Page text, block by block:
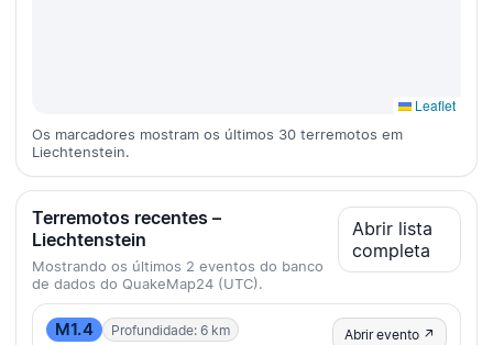
Leaflet
Os marcadores mostram os últimos 30 terremotos em
Liechtenstein.
Terremotos recentes –
Liechtenstein
Mostrando os últimos 2 eventos do banco
de dados do QuakeMap24 (UTC).
Abrir lista
completa
M1.4 Profundidade: 6 km Abrir evento ↗